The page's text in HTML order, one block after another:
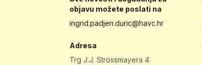
objavu možete poslati na
ingrid.padjen.duric@havc.hr
Adresa
Trg J.J. Strossmayera 4